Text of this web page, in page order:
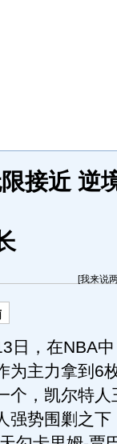
接近 逆
[我来说
，在NBA
为主力拿到6
个，凯尔特人
强势围剿之下